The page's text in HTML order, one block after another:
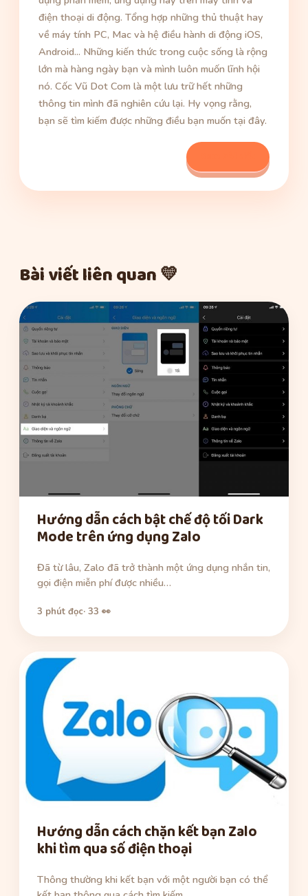
điện thoại di động. Tổng hợp những thủ thuật hay
về máy tính PC, Mac và hệ điều hành di động iOS,
Android... Những kiến thức trong cuộc sống là rộng
lớn mà hàng ngày bạn và mình luôn muốn lĩnh hội
nó. Cốc Vũ Dot Com là một lưu trữ hết những
thông tin mình đã nghiên cứu lại. Hy vọng rằng,
bạn sẽ tìm kiếm được những điều bạn muốn tại đây.
Bài viết liên quan 💛
Hướng dẫn cách bật chế độ tối Dark
Mode trên ứng dụng Zalo
Đã từ lâu, Zalo đã trở thành một ứng dụng nhắn tin,
gọi điện miễn phí được nhiều…
3 phút đọc· 33 👀
Hướng dẫn cách chặn kết bạn Zalo
khi tìm qua số điện thoại
Thông thường khi kết bạn với một người bạn có thể